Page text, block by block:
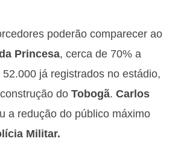
poderão comparecer ao
Princesa, cerca de 70% a
já registrados no estádio,
do Tobogã. Carlos
a redução do público máximo
Militar.